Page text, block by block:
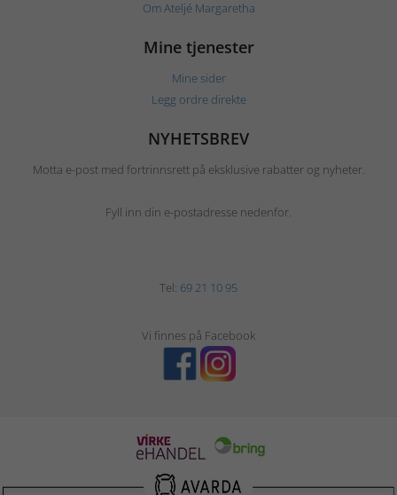
Om Ateljé Margaretha
Mine tjenester
Mine sider
Legg ordre direkte
NYHETSBREV
Motta e-post med fortrinnsrett på eksklusive rabatter og nyheter.
Fyll inn din e-postadresse nedenfor.
Tel: 69 21 10 95
Vi finnes på Facebook